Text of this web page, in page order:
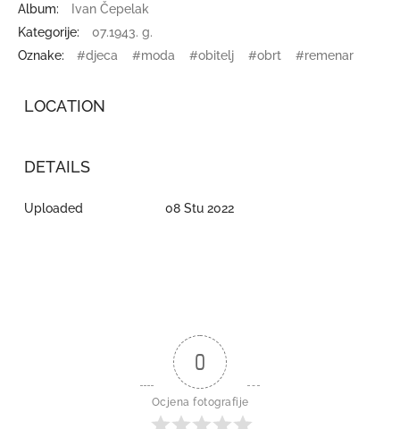
Album:
Ivan Čepelak
Kategorije:
07.1943. g.
Oznake:
#djeca #moda #obitelj #obrt #remenar
LOCATION
DETAILS
Uploaded 08 Stu 2022
0
Ocjena fotografije